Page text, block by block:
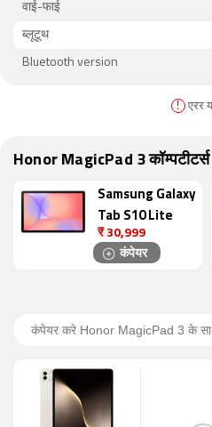
वाई-फाई
ब्लूटूथ
Bluetooth version
! एरर
Honor MagicPad 3 कॉम्पटीटर्स
Samsung Galaxy
Tab S10 Lite
₹30,999
कंपेयर